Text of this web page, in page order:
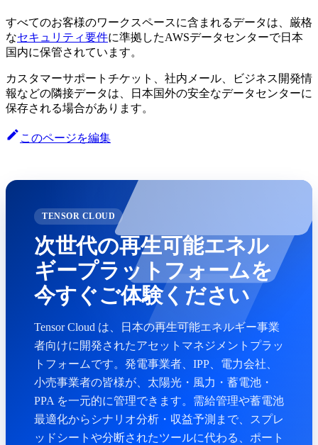
すべてのお客様のワークスペースに含まれるデータは、厳格
なセキュリティ要件に準拠したAWSデータセンターで日本
国内に保管されています。
カスタマーサポートチケット、社内メール、ビジネス開発情
報などの隣接データは、日本国外の安全なデータセンターに
保存される場合があります。
このページを編集
TENSOR CLOUD
次世代の再生可能エネル
ギープラットフォームを
今すぐご体験ください
Tensor Cloud は、日本の再生可能エネルギー事業
者向けに開発されたアセットマネジメントプラッ
トフォームです。発電事業者、IPP、電力会社、
小売事業者の皆様が、太陽光・風力・蓄電池・
PPA を一元的に管理できます。需給管理や蓄電池
最適化からシナリオ分析・収益予測まで、スプレ
ッドシートや分断されたツールに代わる、ポート